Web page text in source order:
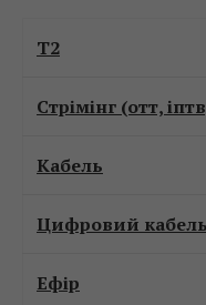
Т2
Стрімінг (отт,
Кабель
Цифровий кабель
Ефір